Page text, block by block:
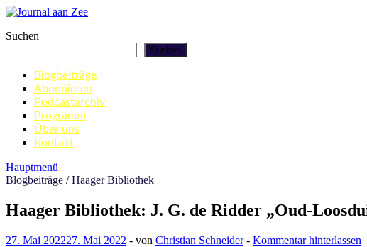
Zum
springen
Journal aan Zee
Suchen
Suchen
Blogbeiträge
Abonnieren
Podcastarchiv
Programm
Über uns
Kontakt
Hauptmenü
Blogbeiträge /Haager Bibliothek
Haager Bibliothek: J. G. de Ridder „Oud-
27. Mai 202227. Mai 2022 - von Christian Schneider- Kommentar hinterlassen